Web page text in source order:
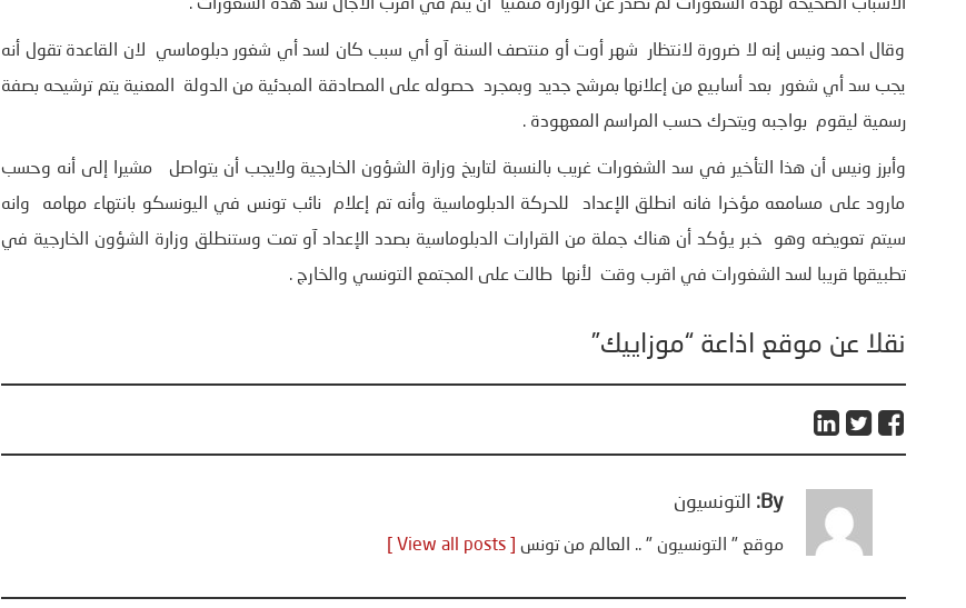
الأسباب الصحيحة لهذه الشغورات لم تصدر عن الوزارة متمنيا أن يتم في اقرب الآجال سد هذه الشغورات .
وقال احمد ونيس إنه لا ضرورة لانتظار شهر أوت أو منتصف السنة آو أي سبب كان لسد أي شغور دبلوماسي لان القاعدة تقول أنه
يجب سد أي شغور بعد أسابيع من إعلانها بمرشح جديد وبمجرد حصوله على المصادقة المبدئية من الدولة المعنية يتم ترشيحه بصفة
رسمية ليقوم بواجبه ويتحرك حسب المراسم المعهودة .
وأبرز ونيس أن هذا التأخير في سد الشغورات غريب بالنسبة لتاريخ وزارة الشؤون الخارجية ولايجب أن يتواصل مشيرا إلى أنه وحسب
مارود على مسامعه مؤخرا فانه انطلق الإعداد للحركة الدبلوماسية وأنه تم إعلام نائب تونس في اليونسكو بانتهاء مهامه وانه
سيتم تعويضه وهو خبر يؤكد أن هناك جملة من القرارات الدبلوماسية بصدد الإعداد آو تمت وستنطلق وزارة الشؤون الخارجية في
تطبيقها قريبا لسد الشغورات في اقرب وقت لأنها طالت على المجتمع التونسي والخارج .
نقلا عن موقع اذاعة “موزاييك”
By: التونسيون
موقع " التونسيون " .. العالم من تونس [ View all posts ]